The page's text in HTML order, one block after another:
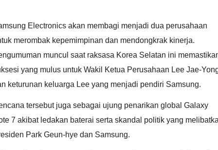
Electronics akan membagi menjadi dua perusahaan
merombak kepemimpinan dan mendongkrak kinerja.
muncul saat raksasa Korea Selatan ini
yang mulus untuk Wakil Ketua Perusahaan Lee Jae-
keturunan keluarga Lee yang menjadi pendiri Samsung.
tersebut juga sebagai ujung penarikan global Galaxy
7 akibat ledakan baterai serta skandal politik yang
Park Geun-hye dan Samsung.